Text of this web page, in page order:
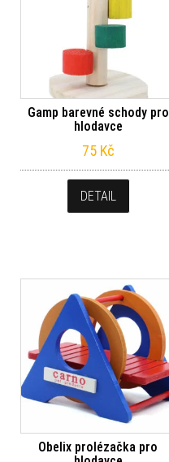
Gamp barevné schody pro
hlodavce
75 Kč
DETAIL
Obelix prolézačka pro